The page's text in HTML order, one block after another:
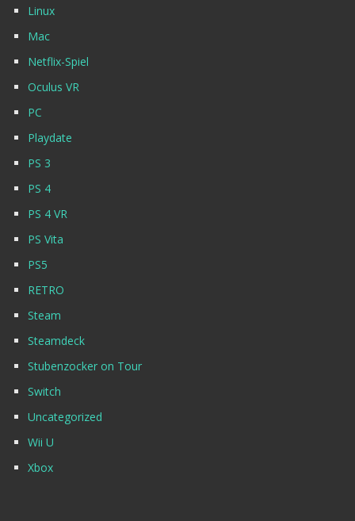
Linux
Mac
Netflix-Spiel
Oculus VR
PC
Playdate
PS 3
PS 4
PS 4 VR
PS Vita
PS5
RETRO
Steam
Steamdeck
Stubenzocker on Tour
Switch
Uncategorized
Wii U
Xbox